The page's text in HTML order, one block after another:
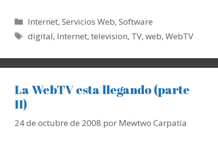
Categorías
Internet,Servicios Web,Software
Etiquetas
digital, Internet,television, TV,web,WebTV
La WebTV esta llegando (parte
II)
24 de octubre de 2008 por Mewtwo Carpatia